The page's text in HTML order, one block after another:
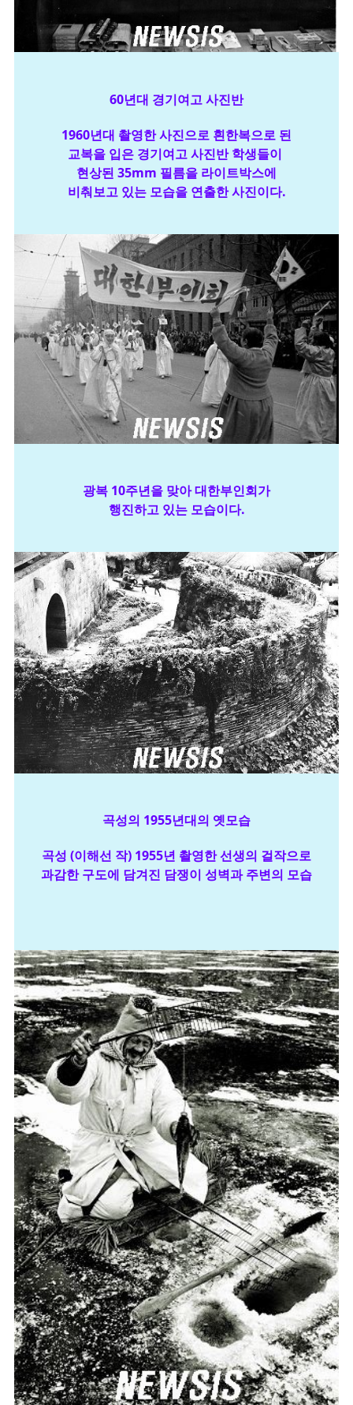
60년대 경기여고 사진반
1960년대 촬영한 사진으로 흰한복으로 된
교복을 입은 경기여고 사진반 학생들이
현상된 35mm 필름을 라이트박스에
비춰보고 있는 모습을 연출한 사진이다.
광복 10주년을 맞아 대한부인회가
행진하고 있는 모습이다.
곡성의 1955년대의 옛모습
곡성 (이해선 작) 1955년 촬영한 선생의 걸작으로
과감한 구도에 담겨진 담쟁이 성벽과 주변의 모습